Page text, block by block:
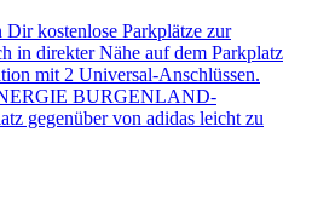
Dir kostenlose Parkplätze zur
in direkter Nähe auf dem Parkplatz
mit 2 Universal-Anschlüssen.
BURGENLAND-
gegenüber von adidas leicht zu